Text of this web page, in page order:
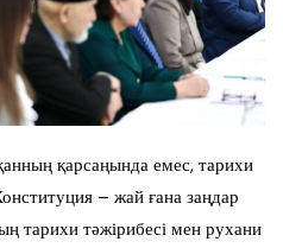
қарсаңында емес, тарихи
– жай ғана заңдар
тарихи тәжірибесі мен рухани